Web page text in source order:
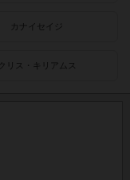
カナイセイジ
クリス・キリアムス